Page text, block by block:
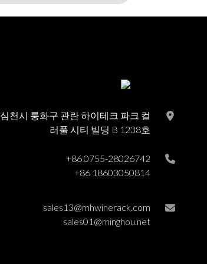
심천시 룽화구 관란 하이테크 파크 컬
러풀 시티 빌딩 B 1238호
+86 0755-28026742
+86 18603050814
sales13@mhwinerack.com
sales01@minghou.net